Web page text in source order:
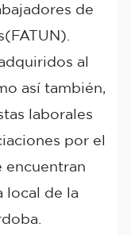
de
al
así también,
laborales
por el
encuentran
local de la